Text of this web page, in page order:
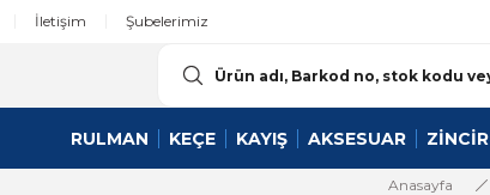
İletişim Şubelerimiz
RULMAN KEÇE KAYIŞ AKSESUAR ZİNCİR
Anasayfa